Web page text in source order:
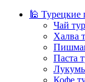
🕌 Турецкие
Чай
Халва
Паста
Кофе